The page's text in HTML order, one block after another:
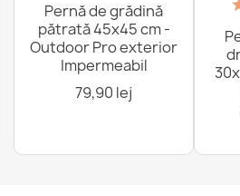
Pernă de grădină
pătrată 45x45 cm -
Outdoor Pro exterior
Impermeabil
79,90 lej